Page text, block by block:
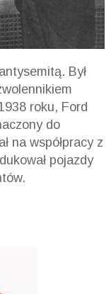
Był
roku, Ford
do
na współpracy z
pojazdy